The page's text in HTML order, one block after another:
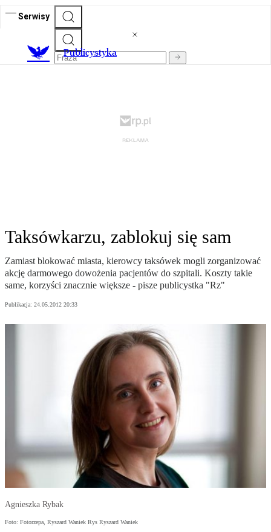
Serwisy
Publicystyka
Taksówkarzu, zablokuj się sam
Zamiast blokować miasta, kierowcy taksówek mogli zorganizować
akcję darmowego dowożenia pacjentów do szpitali. Koszty takie
same, korzyści znacznie większe - pisze publicystka "Rz"
Publikacja: 24.05.2012 20:33
Agnieszka Rybak
Foto: Fotorzepa, Ryszard Waniek Rys Ryszard Waniek